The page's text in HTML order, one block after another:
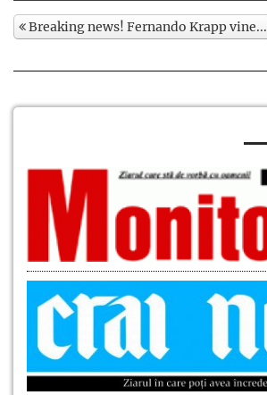
Breaking news! Fernando Krapp vine...